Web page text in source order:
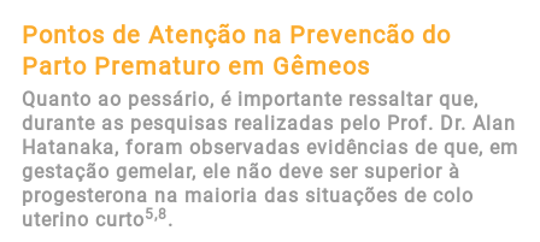
Pontos de Atenção na Prevencão do
Parto Prematuro em Gêmeos
Quanto ao pessário, é importante ressaltar que,
durante as pesquisas realizadas pelo Prof. Dr. Alan
Hatanaka, foram observadas evidências de que, em
gestação gemelar, ele não deve ser superior à
progesterona na maioria das situações de colo
uterino curto5,8.